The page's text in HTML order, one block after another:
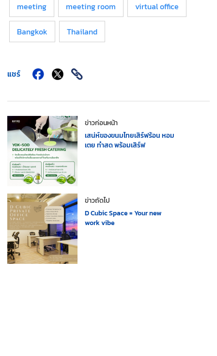
meeting meeting room virtual office
Bangkok Thailand
แชร์
ข่าวก่อนหน้า
เสน่ห์ของขนมไทยเสิร์ฟร้อน หอม
เตย ทำสด พร้อมเสิร์ฟ
ข่าวถัดไป
D Cubic Space = Your new
work vibe